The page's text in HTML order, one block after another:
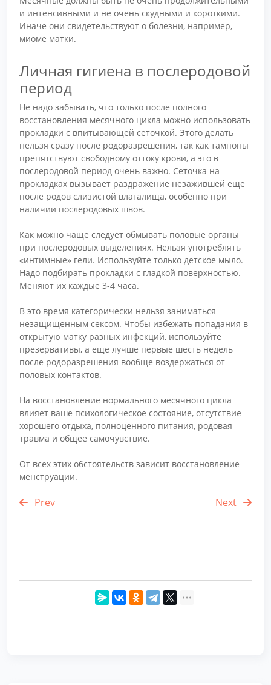
и интенсивными и не очень скудными и короткими.
Иначе они свидетельствуют о болезни, например,
миоме матки.
Личная гигиена в послеродовой
период
Не надо забывать, что только после полного
восстановления месячного цикла можно использовать
прокладки с впитывающей сеточкой. Этого делать
нельзя сразу после родоразрешения, так как тампоны
препятствуют свободному оттоку крови, а это в
послеродовой период очень важно. Сеточка на
прокладках вызывает раздражение незажившей еще
после родов слизистой влагалища, особенно при
наличии послеродовых швов.
Как можно чаще следует обмывать половые органы
при послеродовых выделениях. Нельзя употреблять
«интимные» гели. Используйте только детское мыло.
Надо подбирать прокладки с гладкой поверхностью.
Меняют их каждые 3-4 часа.
В это время категорически нельзя заниматься
незащищенным сексом. Чтобы избежать попадания в
открытую матку разных инфекций, используйте
презервативы, а еще лучше первые шесть недель
после родоразрешения вообще воздержаться от
половых контактов.
На восстановление нормального месячного цикла
влияет ваше психологическое состояние, отсутствие
хорошего отдыха, полноценного питания, родовая
травма и общее самочувствие.
От всех этих обстоятельств зависит восстановление
менструации.
Prev Next